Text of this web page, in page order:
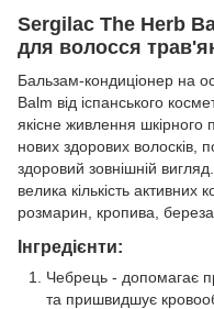
Sergilac The Herb
для волосся
Бальзам-кондиціонер на
Balm від іспанського
якісне живлення
нових здорових волосків,
здоровий зовнішній
велика кількість активних
розмарин, кропива,
Інгредієнти:
Чебрець - допомагає
та пришвидшує